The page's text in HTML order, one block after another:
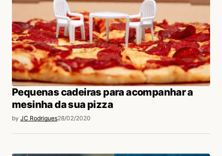
Pequenas cadeiras para acompanhar a
mesinha da sua pizza
by JC Rodrigues28/02/2020